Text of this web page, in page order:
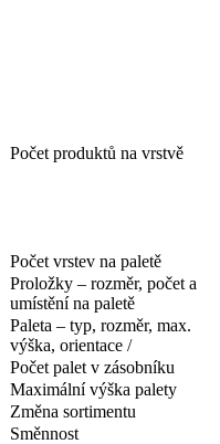
Počet produktů na vrstvě
Počet vrstev na paletě
Proložky – rozměr, počet a
umístění na paletě
Paleta – typ, rozměr, max.
výška, orientace /
Počet palet v zásobníku
Maximální výška palety
Změna sortimentu
Směnnost